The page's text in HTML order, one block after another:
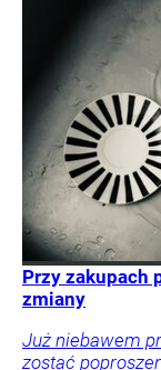
Przy zakupach
zmiany
Już niebawem
zostać